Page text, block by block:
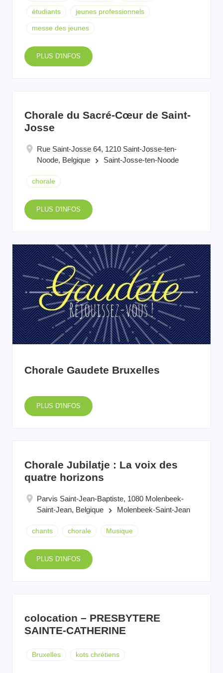
étudiants jeunes professionnels
messe des jeunes
PLUS D'INFOS
Chorale du Sacré-Cœur de Saint-
Josse
Rue Saint-Josse 64, 1210 Saint-Josse-ten-
Noode, Belgique
keyboard_arrow_right Saint-Josse-ten-Noode
chorale
PLUS D'INFOS
Chorale Gaudete Bruxelles
PLUS D'INFOS
Chorale Jubilatje : La voix des
quatre horizons
Parvis Saint-Jean-Baptiste, 1080 Molenbeek-
Saint-Jean, Belgique
keyboard_arrow_right Molenbeek-Saint-Jean
chants chorale Musique
PLUS D'INFOS
colocation – PRESBYTERE
SAINTE-CATHERINE
Bruxelles kots chrétiens